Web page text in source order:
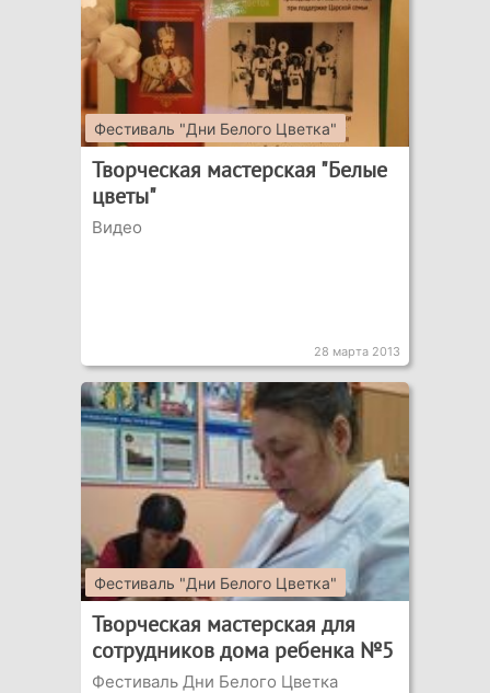
Фестиваль "Дни Белого Цветка"
Творческая мастерская "Белые
цветы"
Видео
28 марта 2013
Фестиваль "Дни Белого Цветка"
Творческая мастерская для
сотрудников дома ребенка №5
Фестиваль Дни Белого Цветка